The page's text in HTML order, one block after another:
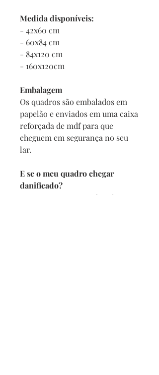
Medida disponíveis:
- 42x60 cm
- 60x84 cm
- 84x120 cm
- 160x120cm
Embalagem
Os quadros são embalados em
papelão e enviados em uma caixa
reforçada de mdf para que
cheguem em segurança no seu
lar.
E se o meu quadro chegar
danificado?
Se por acaso seu quadro chegar